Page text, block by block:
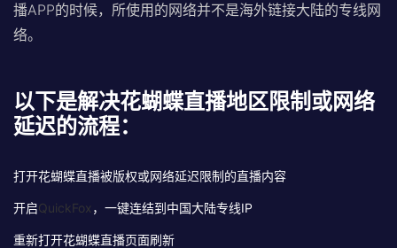
播APP的时候，所使用的网络并不是海外链接大陆的专线网
络。
以下是解决花蝴蝶直播地区限制或网络
延迟的流程：
打开花蝴蝶直播被版权或网络延迟限制的直播内容
开启QuickFox ，一键连结到中国大陆专线IP
重新打开花蝴蝶直播页面刷新